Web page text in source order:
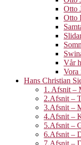
Otto
Otto
Vår
Vora
Hans Christian
1. Afsnit –
2.Afsnit –
3.Afsnit –
4.Afsnit –
5.Afsnit –
6.Afsnit –